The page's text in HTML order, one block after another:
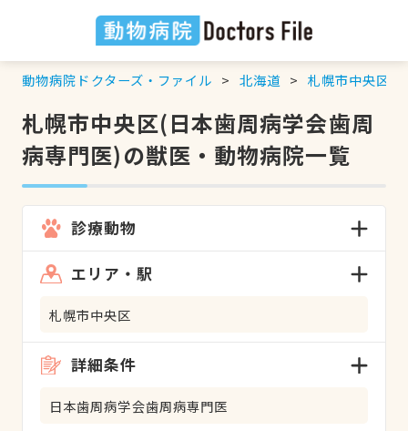
動物病院ドクターズ・ファイル 北海道 札幌市中央区
札幌市中央区(日本歯周病学会歯周
病専門医)の獣医・動物病院一覧
診療動物
エリア・駅
札幌市中央区
詳細条件
日本歯周病学会歯周病専門医